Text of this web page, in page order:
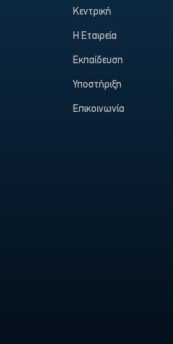
Κεντρική
Η Εταιρεία
Εκπαίδευση
Υποστήριξη
Επικοινωνία